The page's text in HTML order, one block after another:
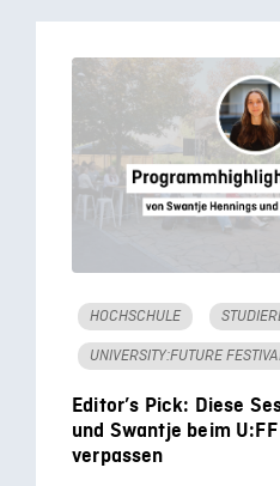
HOCHSCHULE
UNIVERSITY:FUTURE
Editor’s Pick: Diese
und Swantje beim
verpassen